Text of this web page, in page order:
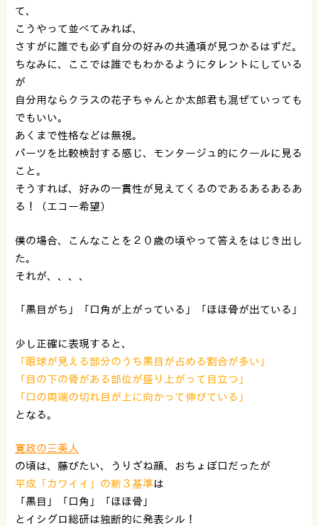
て、
こうやって並べてみれば、
さすがに誰でも必ず自分の好みの共通項が見つかるはずだ。
ちなみに、ここでは誰でもわかるようにタレントにしている
が
自分用ならクラスの花子ちゃんとか太郎君も混ぜていっても
でもいい。
あくまで性格などは無視。
パーツを比較検討する感じ、モンタージュ的にクールに見る
こと。
そうすれば、好みの一貫性が見えてくるのであるあるあるあ
る！（エコー希望）
僕の場合、こんなことを２０歳の頃やって答えをはじき出し
た。
それが、、、、
「黒目がち」「口角が上がっている」「ほほ骨が出ている」
少し正確に表現すると、
「眼球が見える部分のうち黒目が占める割合が多い」
「目の下の骨がある部位が盛り上がって目立つ」
「口の両端の切れ目が上に向かって伸びている」
となる。
寛政の三美人
の頃は、藤びたい、うりざね顔、おちょぼ口だったが
平成「カワイイ」の新３基準は
「黒目」「口角」「ほほ骨」
とイシグロ総研は独断的に発表シル！